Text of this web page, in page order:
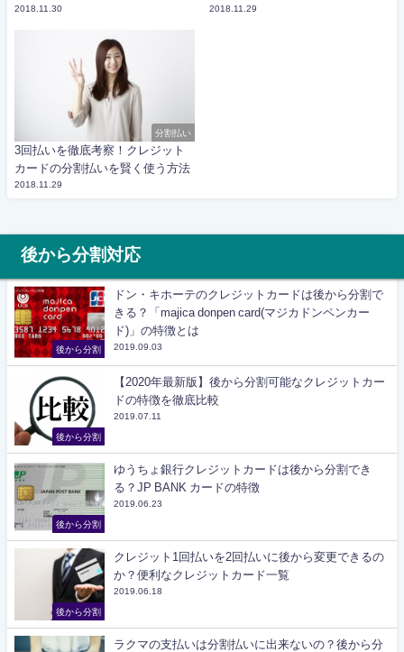
2018.11.30 2018.11.29
分割払い
3回払いを徹底考察！クレジット
カードの分割払いを賢く使う方法
2018.11.29
後から分割対応
後から分割
ドン・キホーテのクレジットカードは後から分割で
きる？「majica donpen card(マジカドンペンカー
ド)」の特徴とは
2019.09.03
後から分割
【2020年最新版】後から分割可能なクレジットカー
ドの特徴を徹底比較
2019.07.11
後から分割
ゆうちょ銀行クレジットカードは後から分割でき
る？JP BANK カードの特徴
2019.06.23
後から分割
クレジット1回払いを2回払いに後から変更できるの
か？便利なクレジットカード一覧
2019.06.18
ラクマの支払いは分割払いに出来ないの？後から分